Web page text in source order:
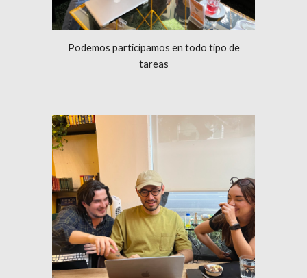
Podemos participamos en todo tipo de
tareas